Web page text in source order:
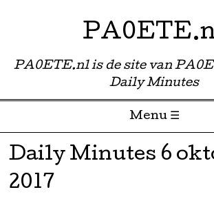
PA0ETE.nl is de site van
Daily Minutes
Menu ☰
Skip to content
Daily Minutes 6
2017